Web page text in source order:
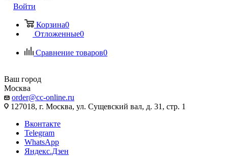
Войти
Корзина0
Отложенные0
Сравнение товаров0
Ваш город
Москва
order@cc-online.ru
127018, г. Москва, ул. Сущевский вал, д. 31, стр. 1
Вконтакте
Telegram
WhatsApp
Яндекс.Дзен